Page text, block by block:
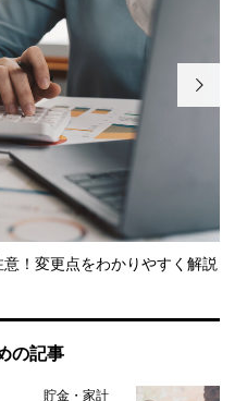
！変更点をわかりやすく解説

の記事
貯金・家計